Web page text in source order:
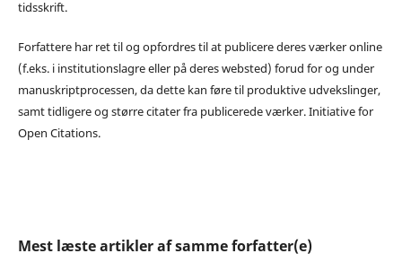
tidsskrift.
Forfattere har ret til og opfordres til at publicere deres værker online
(f.eks. i institutionslagre eller på deres websted) forud for og under
manuskriptprocessen, da dette kan føre til produktive udvekslinger,
samt tidligere og større citater fra publicerede værker. Initiative for
Open Citations.
Mest læste artikler af samme forfatter(e)